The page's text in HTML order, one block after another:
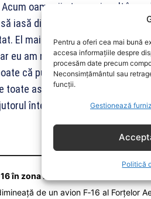
Pentru a oferi cea mai bună
accesa informațiile despre
procesăm date precum
Neconsimțământul sau
funcții.
Gestionează
Politică
oamenii stau mai mult în
iasă din ele, dar cu toate astea
El mai spune, în videoclip, că a
eu am rămas la fel. Așa că da,
că pur și simplu nu m-a putut
astea. La finalul zilei, timpul
înteligenței artificiale în
în zona Padina Buzău -…
de un avion F‑16 al Forțelor